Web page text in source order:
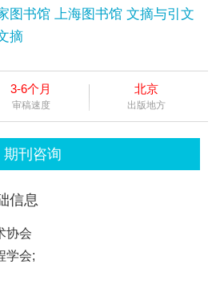
图书馆 上海图书馆 文摘与引文
摘
3-6个月
审稿速度
北京
出版地方
期刊咨询
信息
协会
学会;